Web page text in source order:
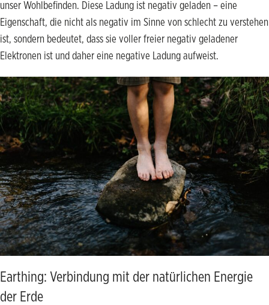
unser Wohlbefinden. Diese Ladung ist negativ geladen – eine
Eigenschaft, die nicht als negativ im Sinne von schlecht zu verstehen
ist, sondern bedeutet, dass sie voller freier negativ geladener
Elektronen ist und daher eine negative Ladung aufweist.
Earthing: Verbindung mit der natürlichen Energie
der Erde